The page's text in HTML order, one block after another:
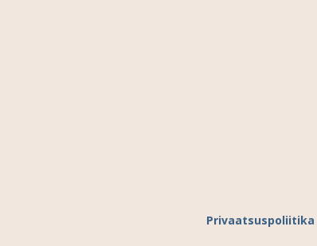
Privaatsuspoliitika